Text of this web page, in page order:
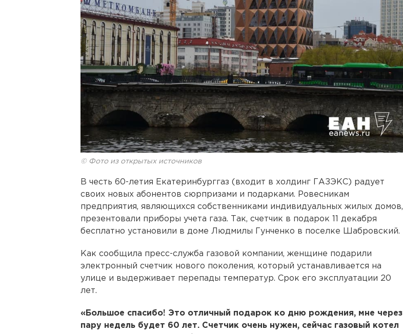
© Фото из открытых источников
В честь 60-летия Екатеринбурггаз (входит в холдинг ГАЗЭКС) радует
своих новых абонентов сюрпризами и подарками. Ровесникам
предприятия, являющихся собственниками индивидуальных жилых домов,
презентовали приборы учета газа. Так, счетчик в подарок 11 декабря
бесплатно установили в доме Людмилы Гунченко в поселке Шабровский.
Как сообщила пресс-служба газовой компании, женщине подарили
электронный счетчик нового поколения, который устанавливается на
улице и выдерживает перепады температур. Срок его эксплуатации 20
лет.
«Большое спасибо! Это отличный подарок ко дню рождения, мне через
пару недель будет 60 лет. Счетчик очень нужен, сейчас газовый котел